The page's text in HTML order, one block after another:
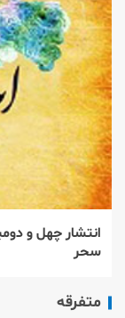
انتشار چهل و
سحر
متفرقه